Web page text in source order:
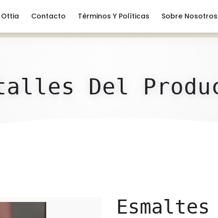
Ottia Contacto Términos Y Políticas Sobre Nosotros
Del
Esmaltes